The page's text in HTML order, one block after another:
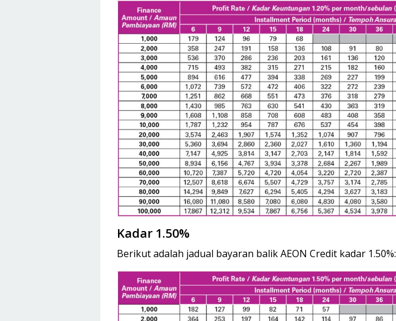
Kadar 1.50%
Berikut adalah jadual bayaran balik AEON Credit kadar 1.50%: